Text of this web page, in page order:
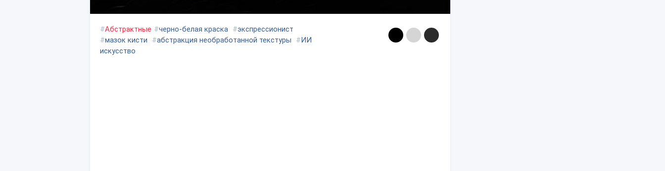
#Абстрактные #черно-белая краска #экспрессионист
#мазок кисти #абстракция необработанной текстуры #ИИ
искусство